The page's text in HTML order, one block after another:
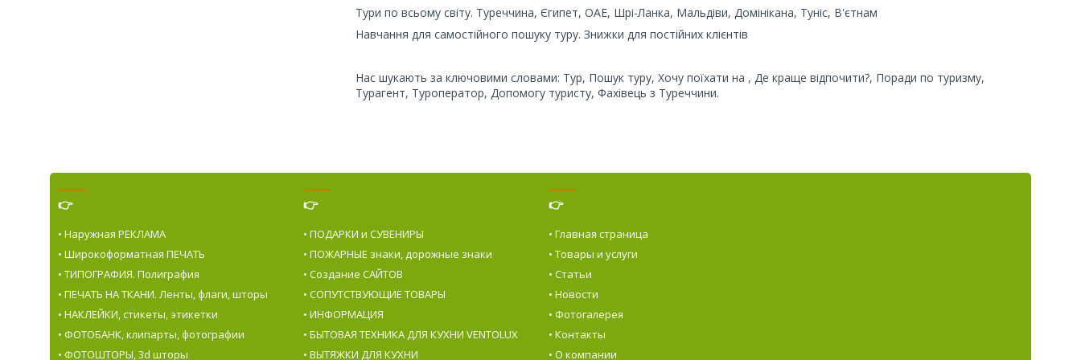
Тури по всьому світу. Туреччина, Єгипет, ОАЕ, Шрі-Ланка, Мальдіви, Домінікана, Туніс, В'єтнам
Навчання для самостійного пошуку туру. Знижки для постійних клієнтів
Нас шукають за ключовими словами: Тур, Пошук туру, Хочу поїхати на , Де краще відпочити?, Поради по туризму,
Турагент, Туроператор, Допомогу туристу, Фахівець з Туреччини.
👉
• Наружная РЕКЛАМА
• Широкоформатная ПЕЧАТЬ
• ТИПОГРАФИЯ. Полиграфия
• ПЕЧАТЬ НА ТКАНИ. Ленты, флаги, шторы
• НАКЛЕЙКИ, стикеты, этикетки
• ФОТОБАНК, клипарты, фотографии
• ФОТОШТОРЫ, 3d шторы
👉
• ПОДАРКИ и СУВЕНИРЫ
• ПОЖАРНЫЕ знаки, дорожные знаки
• Создание САЙТОВ
• СОПУТСТВУЮЩИЕ ТОВАРЫ
• ИНФОРМАЦИЯ
• БЫТОВАЯ ТЕХНИКА ДЛЯ КУХНИ VENTOLUX
• ВЫТЯЖКИ ДЛЯ КУХНИ
👉
• Главная страница
• Товары и услуги
• Статьи
• Новости
• Фотогалерея
• Контакты
• О компании